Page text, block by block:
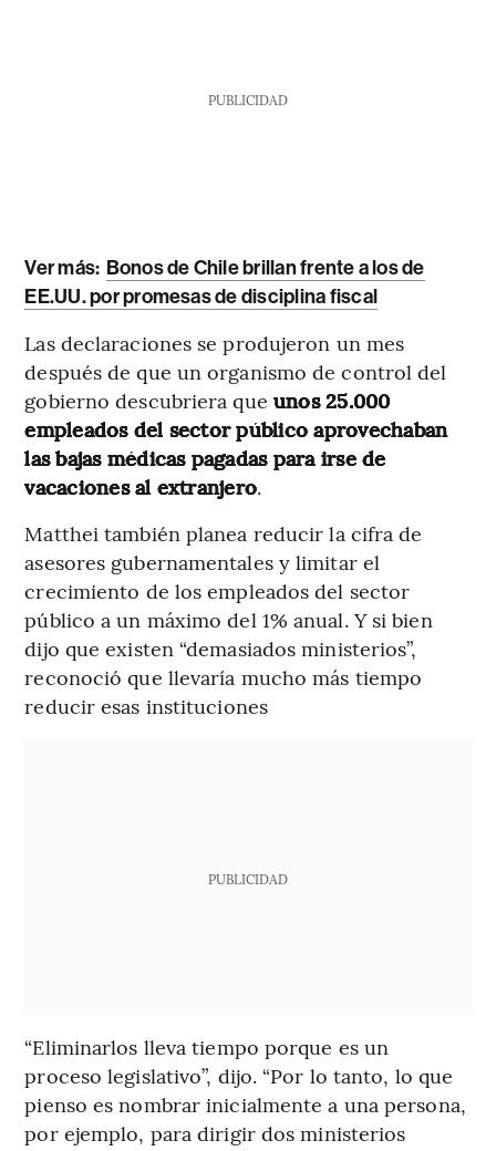
PUBLICIDAD
Ver más: Bonos de Chile brillan frente a los de
EE.UU. por promesas de disciplina fiscal
Las declaraciones se produjeron un mes
después de que un organismo de control del
gobierno descubriera que unos 25.000
empleados del sector público aprovechaban
las bajas médicas pagadas para irse de
vacaciones al extranjero.
Matthei también planea reducir la cifra de
asesores gubernamentales y limitar el
crecimiento de los empleados del sector
público a un máximo del 1% anual. Y si bien
dijo que existen “demasiados ministerios”,
reconoció que llevaría mucho más tiempo
reducir esas instituciones
PUBLICIDAD
“Eliminarlos lleva tiempo porque es un
proceso legislativo”, dijo. “Por lo tanto, lo que
pienso es nombrar inicialmente a una persona,
por ejemplo, para dirigir dos ministerios